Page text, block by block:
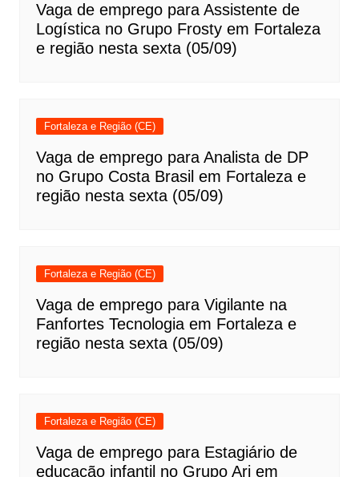
Vaga de emprego para Assistente de
Logística no Grupo Frosty em Fortaleza
e região nesta sexta (05/09)
Fortaleza e Região (CE)
Vaga de emprego para Analista de DP
no Grupo Costa Brasil em Fortaleza e
região nesta sexta (05/09)
Fortaleza e Região (CE)
Vaga de emprego para Vigilante na
Fanfortes Tecnologia em Fortaleza e
região nesta sexta (05/09)
Fortaleza e Região (CE)
Vaga de emprego para Estagiário de
educação infantil no Grupo Ari em